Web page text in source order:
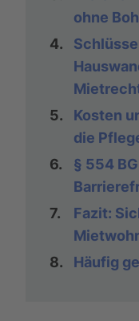
ohne
4.
5.
Kosten
die
6.
§ 554
7.
Fazit:
8.
Häufig